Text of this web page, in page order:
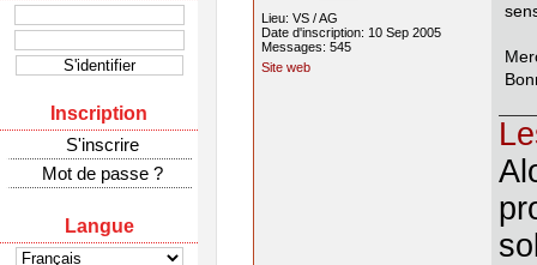
Inscription
S'inscrire
Mot de passe ?
Langue
Lieu: VS / AG
Date d'inscription: 10 Sep 2005
Messages: 545
Site web